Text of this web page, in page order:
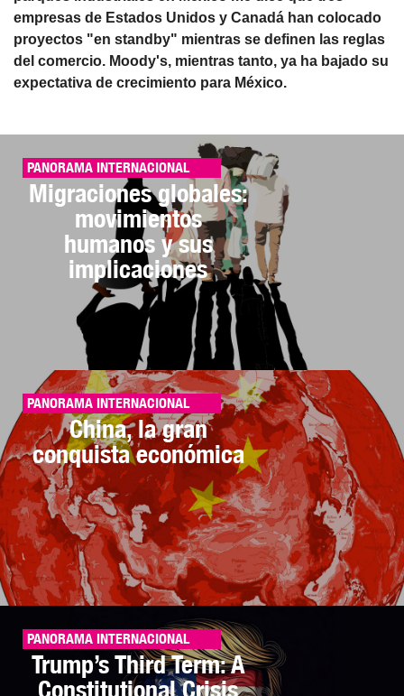
empresas de Estados Unidos y Canadá han colocado
proyectos "en standby" mientras se definen las reglas
del comercio. Moody's, mientras tanto, ya ha bajado su
expectativa de crecimiento para México.
PANORAMA INTERNACIONAL
Migraciones globales:
movimientos
humanos y sus
implicaciones
PANORAMA INTERNACIONAL
China, la gran
conquista económica
PANORAMA INTERNACIONAL
Trump’s Third Term: A
Constitutional Crisis